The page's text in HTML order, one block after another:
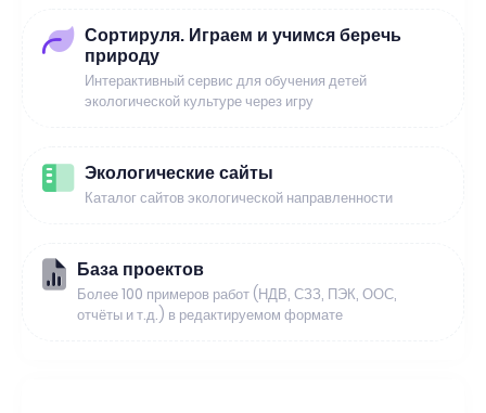
Сортируля. Играем и учимся беречь
природу
Интерактивный сервис для обучения детей
экологической культуре через игру
Экологические сайты
Каталог сайтов экологической направленности
База проектов
Более 100 примеров работ (НДВ, СЗЗ, ПЭК, ООС,
отчёты и т.д.) в редактируемом формате